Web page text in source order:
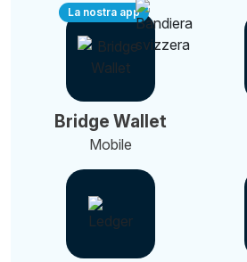
La nostra app
Bridge Wallet
Mobile